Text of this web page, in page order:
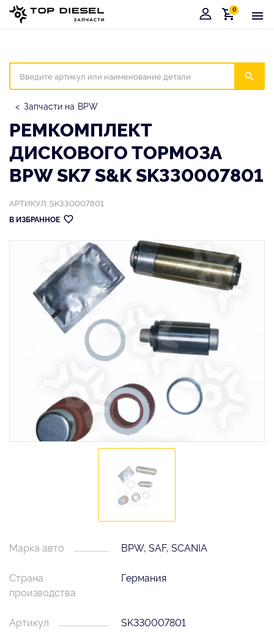
Корзина
0
Запчасти на BPW
РЕМКОМПЛЕКТ
ДИСКОВОГО ТОРМОЗА
BPW SK7 S&K SK330007801
АРТИКУЛ: SK330007801
В ИЗБРАННОЕ
Марка авто BPW, SAF, SCANIA
Страна
производства
Германия
Артикул SK330007801